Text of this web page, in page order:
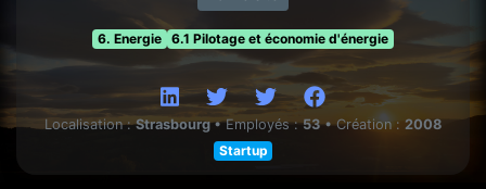
6. Energie 6.1 Pilotage et économie d'énergie
Localisation :Strasbourg•Employés :53 •Création : 2008
Startup